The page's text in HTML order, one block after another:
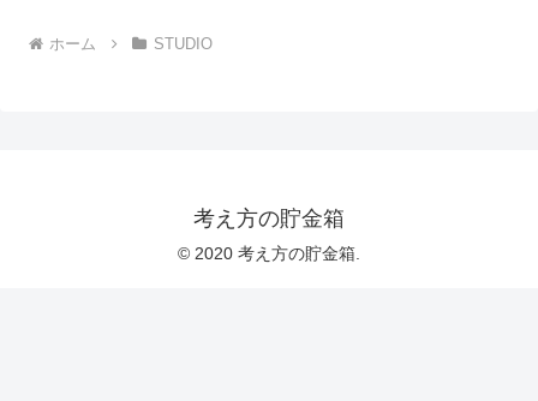
ホーム STUDIO
考え方の貯金箱
© 2020 考え方の貯金箱.